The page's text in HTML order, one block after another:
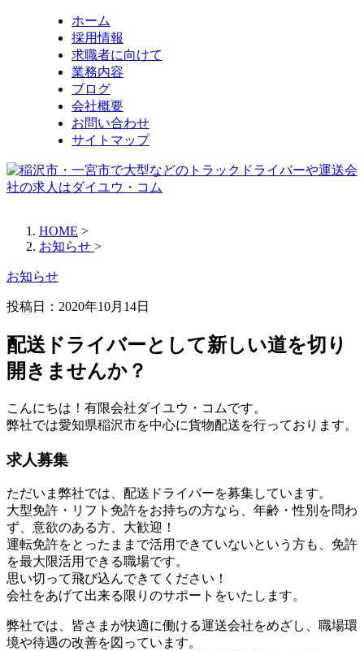
ホーム
採用情報
求職者に向けて
業務内容
ブログ
会社概要
お問い合わせ
サイトマップ
HOME >
お知らせ >
お知らせ
投稿日： 2020年10月14日
配送ドライバーとして新しい道を切り
開きませんか？
こんにちは！有限会社ダイユウ・コムです。
弊社では愛知県稲沢市を中心に貨物配送を行っております。
求人募集
ただいま弊社では、配送ドライバーを募集しています。
大型免許・リフト免許をお持ちの方なら、年齢・性別を問わ
ず、意欲のある方、大歓迎！
運転免許をとったままで活用できていないという方も、免許
を最大限活用できる職場です。
思い切って飛び込んできてください！
会社をあげて出来る限りのサポートをいたします。
弊社では、皆さまが快適に働ける運送会社をめざし、職場環
境や待遇の改善を図っています。